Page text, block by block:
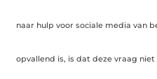
naar hulp voor sociale media van
opvallend is, is dat deze vraag